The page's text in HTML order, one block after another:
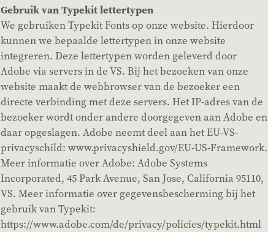
Gebruik van Typekit lettertypen
We gebruiken Typekit Fonts op onze website. Hierdoor
kunnen we bepaalde lettertypen in onze website
integreren. Deze lettertypen worden geleverd door
Adobe via servers in de VS. Bij het bezoeken van onze
website maakt de webbrowser van de bezoeker een
directe verbinding met deze servers. Het IP-adres van de
bezoeker wordt onder andere doorgegeven aan Adobe en
daar opgeslagen. Adobe neemt deel aan het EU-VS-
privacyschild: www.privacyshield.gov/EU-US-Framework.
Meer informatie over Adobe: Adobe Systems
Incorporated, 45 Park Avenue, San Jose, California 95110,
VS. Meer informatie over gegevensbescherming bij het
gebruik van Typekit:
https://www.adobe.com/de/privacy/policies/typekit.html